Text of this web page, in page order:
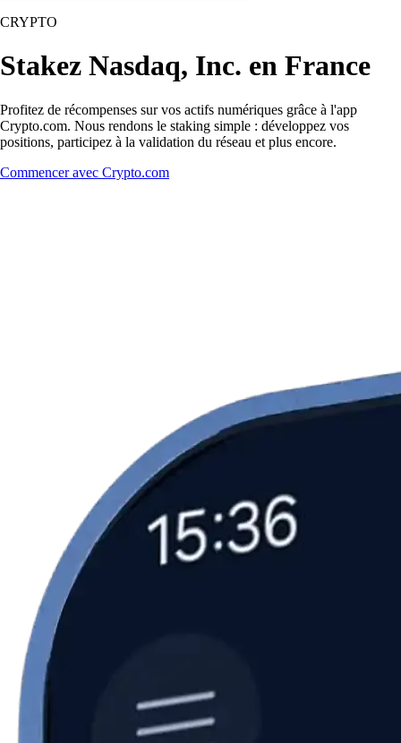
CRYPTO
Stakez Nasdaq, Inc. en France
Profitez de récompenses sur vos actifs numériques grâce à l'app
Crypto.com. Nous rendons le staking simple : développez vos
positions, participez à la validation du réseau et plus encore.
Commencer avec Crypto.com